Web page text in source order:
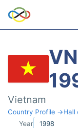
Vietnam
Country Profile →Hall
Year